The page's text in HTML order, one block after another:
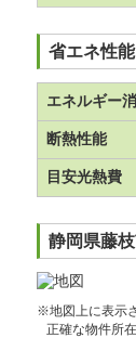
省エネ性能
エネルギー
断熱性能
目安光熱費
静岡県藤
※地図上に表示
正確な物件所